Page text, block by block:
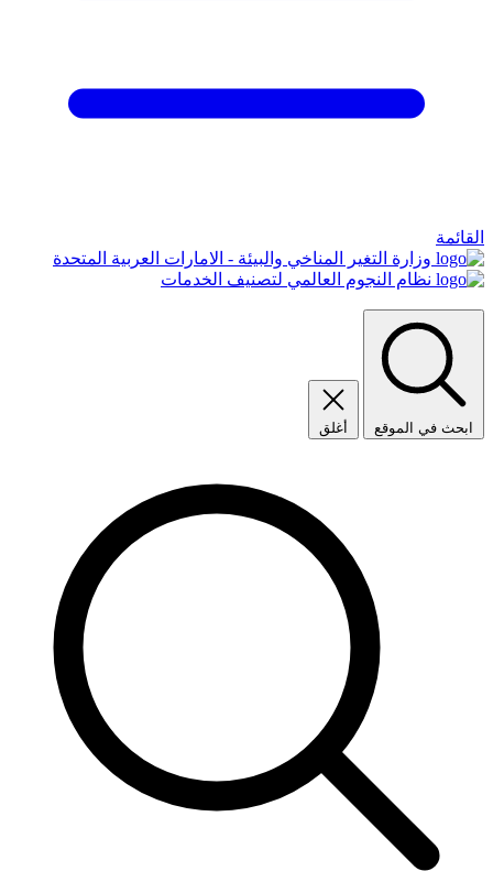
القائمة
وزارة التغير المناخي والبيئة - الامارات العربية المتحدة
نظام النجوم العالمي لتصنيف الخدمات
ابحث في الموقع أغلق